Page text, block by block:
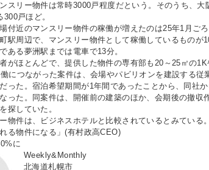
スリー物件は常時3000戸程度だという。そのうち、大
戸ほど。
付近のマンスリー物件の稼働が増えたのは25年1月ご
駅周辺で、マンスリー物件として稼働しているものが
ある夢洲駅までは電車で13分。
がほとんどで、提供した物件の専有部も20～25㎡の1K
につながった案件は、会場やパビリオンを建設する従
った。宿泊希望期間が1年間であったことから、同社
った。同案件は、開催前の建築のほか、会期後の撤収
探していた。
物件は、ビジネスホテルと比較されているとみている
る物件になる」(有村政高CEO)
に
Weekly&Monthly
北海道札幌市